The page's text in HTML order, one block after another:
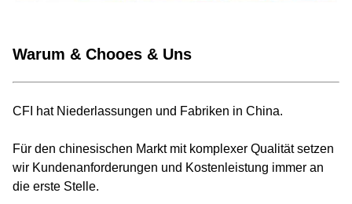
Warum & Chooes & Uns
CFI hat Niederlassungen und Fabriken in China.
Für den chinesischen Markt mit komplexer Qualität setzen
wir Kundenanforderungen und Kostenleistung immer an
die erste Stelle.